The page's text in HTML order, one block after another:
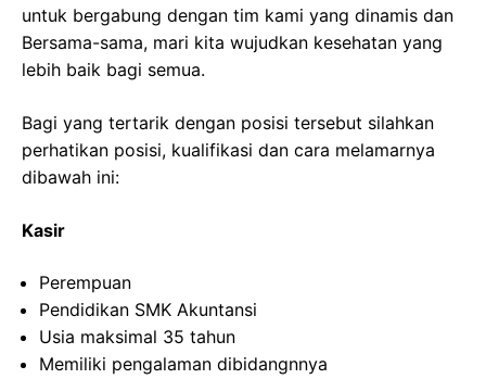
untuk bergabung dengan tim kami yang dinamis dan
Bersama-sama, mari kita wujudkan kesehatan yang
lebih baik bagi semua.
Bagi yang tertarik dengan posisi tersebut silahkan
perhatikan posisi, kualifikasi dan cara melamarnya
dibawah ini:
Kasir
Perempuan
Pendidikan SMK Akuntansi
Usia maksimal 35 tahun
Memiliki pengalaman dibidangnnya